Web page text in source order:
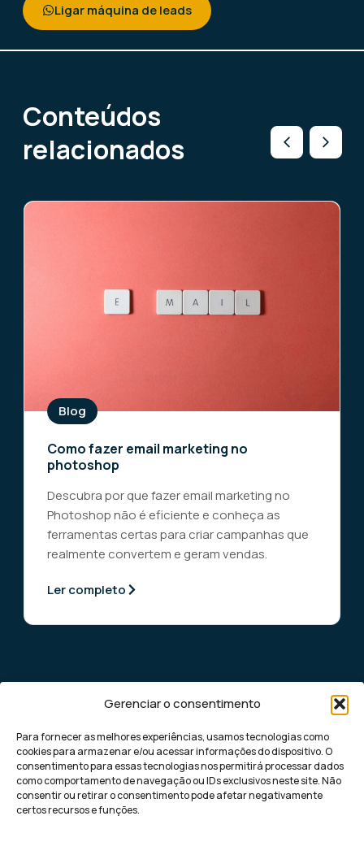
Gerenciar o consentimento
Para fornecer as melhores experiências, usamos tecnologias como
cookies para armazenar e/ou acessar informações do dispositivo. O
consentimento para essas tecnologias nos permitirá processar dados
como comportamento de navegação ou IDs exclusivos neste site. Não
consentir ou retirar o consentimento pode afetar negativamente
certos recursos e funções.
Ligar máquina de leads
Conteúdos
relacionados
Blog
Como fazer email marketing no
photoshop
Descubra por que fazer email marketing no
Photoshop não é eficiente e conheça as
ferramentas certas para criar campanhas que
realmente convertem e geram vendas.
Ler completo
Democratizando o marketing digital de
performance para pequenas e médias